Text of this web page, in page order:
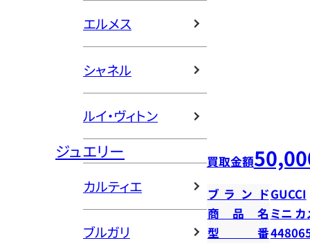
エルメス
シャネル
ルイ・ヴィトン
ジュエリー
カルティエ
ブルガリ
買取金額
ブランドGUCCI
商品名 ミニ カ
型番